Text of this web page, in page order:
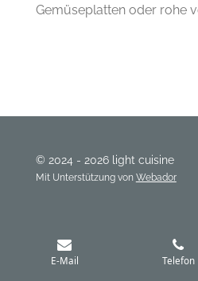
Gemüseplatten oder rohe
© 2024 - 2026 light cuisine
Mit Unterstützung von Webador
E-Mail Telefon